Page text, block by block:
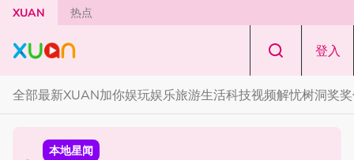
Skip to main content
XUAN 热点
登入
全部最新XUAN加你娱玩娱乐旅游生活科技视频解忧树洞奖
中港台新
节庆
本地星闻